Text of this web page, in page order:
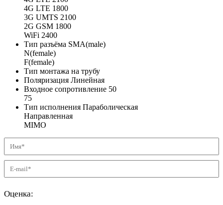
4G LTE 1800
3G UMTS 2100
2G GSM 1800
WiFi 2400
Тип разъёма SMA(male)
N(female)
F(female)
Тип монтажа на трубу
Поляризация Линейная
Входное сопротивление 50
75
Тип исполнения Параболическая
Направленная
MIMO